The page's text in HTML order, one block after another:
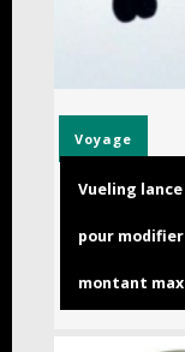
Voyage
Vueling
pour
montant